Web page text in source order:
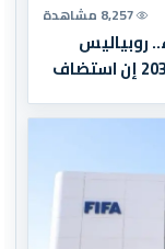
8,257 مشاهدة
روبياليس
يطالب بالانسحاب من تنظيم مونديال 2030 إن استضاف